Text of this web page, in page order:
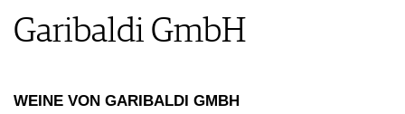
WINZER
WEINE DES MONATS
Garibaldi GmbH
WEINE VON GARIBALDI GMBH